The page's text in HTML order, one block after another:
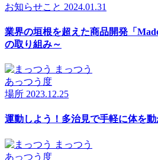
お知らせこと 2024.01.31
業界の垣根を超えた商品開発「
の取り組み～
まっつう
あっつう度
場所 2023.12.25
運動しよう！多治見で手軽に体を
まっつう
あっつう度